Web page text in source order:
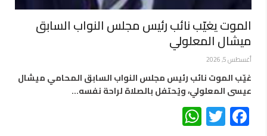
الموت يغيّب نائب رئيس مجلس النواب السابق
ميشال المعلولي
أغسطس 5, 2026
غيّب الموت نائب رئيس مجلس النواب السابق المحامي ميشال
عيسى المعلولي، ويُحتفل بالصلاة لراحة نفسه…
Facebook
Twitter